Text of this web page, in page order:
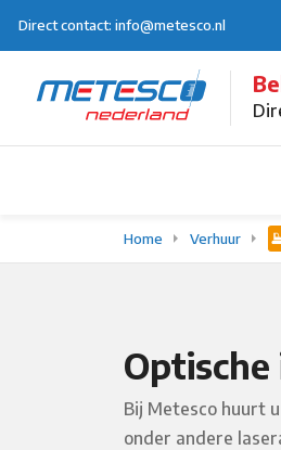
Direct contact: info@metesco.nl
Home Verhuur
Bij Metesco huurt
onder andere